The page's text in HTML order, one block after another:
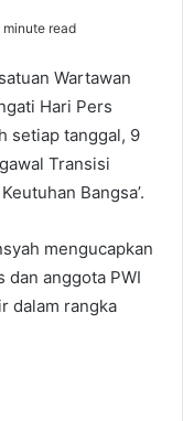
minute read
Wartawan
Hari Pers
setiap tanggal, 9
Transisi
Bangsa’.
mengucapkan
anggota PWI
dalam rangka